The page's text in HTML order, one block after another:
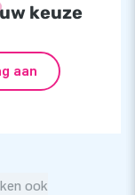
keuze
aan
ook